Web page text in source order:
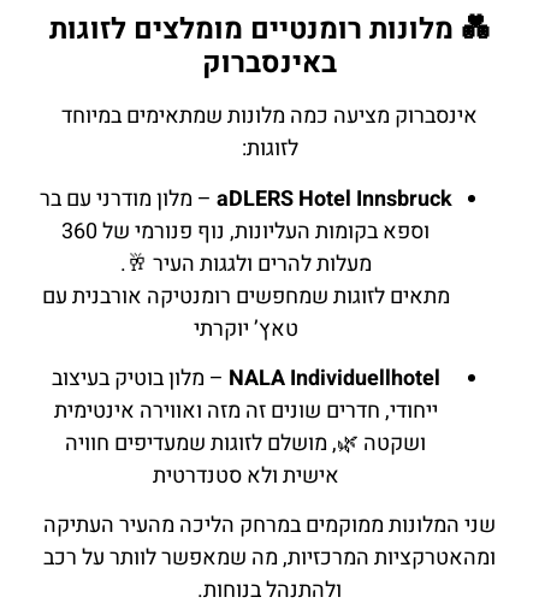
💑 מלונות רומנטיים מומלצים לזוגות
באינסברוק
אינסברוק מציעה כמה מלונות שמתאימים במיוחד
לזוגות:
aDLERS Hotel Innsbruck – מלון מודרני עם בר
וספא בקומות העליונות, נוף פנורמי של 360
מעלות להרים ולגגות העיר 🥂.
מתאים לזוגות שמחפשים רומנטיקה אורבנית עם
טאץ’ יוקרתי
NALA Individuellhotel – מלון בוטיק בעיצוב
ייחודי, חדרים שונים זה מזה ואווירה אינטימית
ושקטה 🌿, מושלם לזוגות שמעדיפים חוויה
אישית ולא סטנדרטית
שני המלונות ממוקמים במרחק הליכה מהעיר העתיקה
ומהאטרקציות המרכזיות, מה שמאפשר לוותר על רכב
ולהתנהל בנוחות.